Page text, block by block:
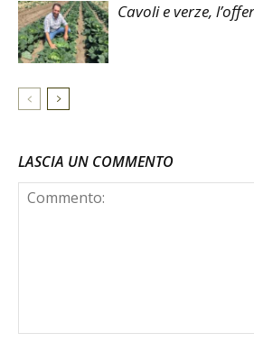
Cavoli e verze,
LASCIA UN COMMENTO